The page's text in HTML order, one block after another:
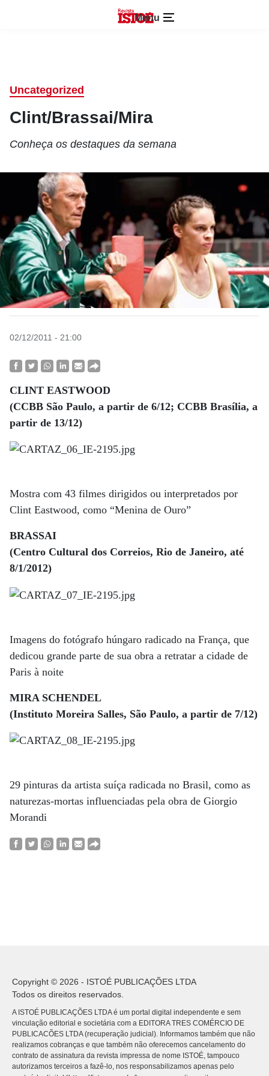
Menu
Uncategorized
Clint/Brassai/Mira
Conheça os destaques da semana
02/12/2011 - 21:00
CLINT EASTWOOD
(CCBB São Paulo, a partir de 6/12; CCBB Brasília, a
partir de 13/12)
Mostra com 43 filmes dirigidos ou interpretados por
Clint Eastwood, como “Menina de Ouro”
BRASSAI
(Centro Cultural dos Correios, Rio de Janeiro, até
8/1/2012)
Imagens do fotógrafo húngaro radicado na França, que
dedicou grande parte de sua obra a retratar a cidade de
Paris à noite
MIRA SCHENDEL
(Instituto Moreira Salles, São Paulo, a partir de 7/12)
29 pinturas da artista suíça radicada no Brasil, como as
naturezas-mortas influenciadas pela obra de Giorgio
Morandi
Copyright © 2026 - ISTOÉ PUBLICAÇÕES LTDA
Todos os direitos reservados.
A ISTOÉ PUBLICAÇÕES LTDA é um portal digital independente e sem
vinculação editorial e societária com a EDITORA TRES COMÉRCIO DE
PUBLICACÕES LTDA (recuperação judicial). Informamos também que não
realizamos cobranças e que também não oferecemos cancelamento do
contrato de assinatura da revista impressa de nome ISTOÉ, tampouco
autorizamos terceiros a fazê-lo, nos responsabilizamos apenas pelo